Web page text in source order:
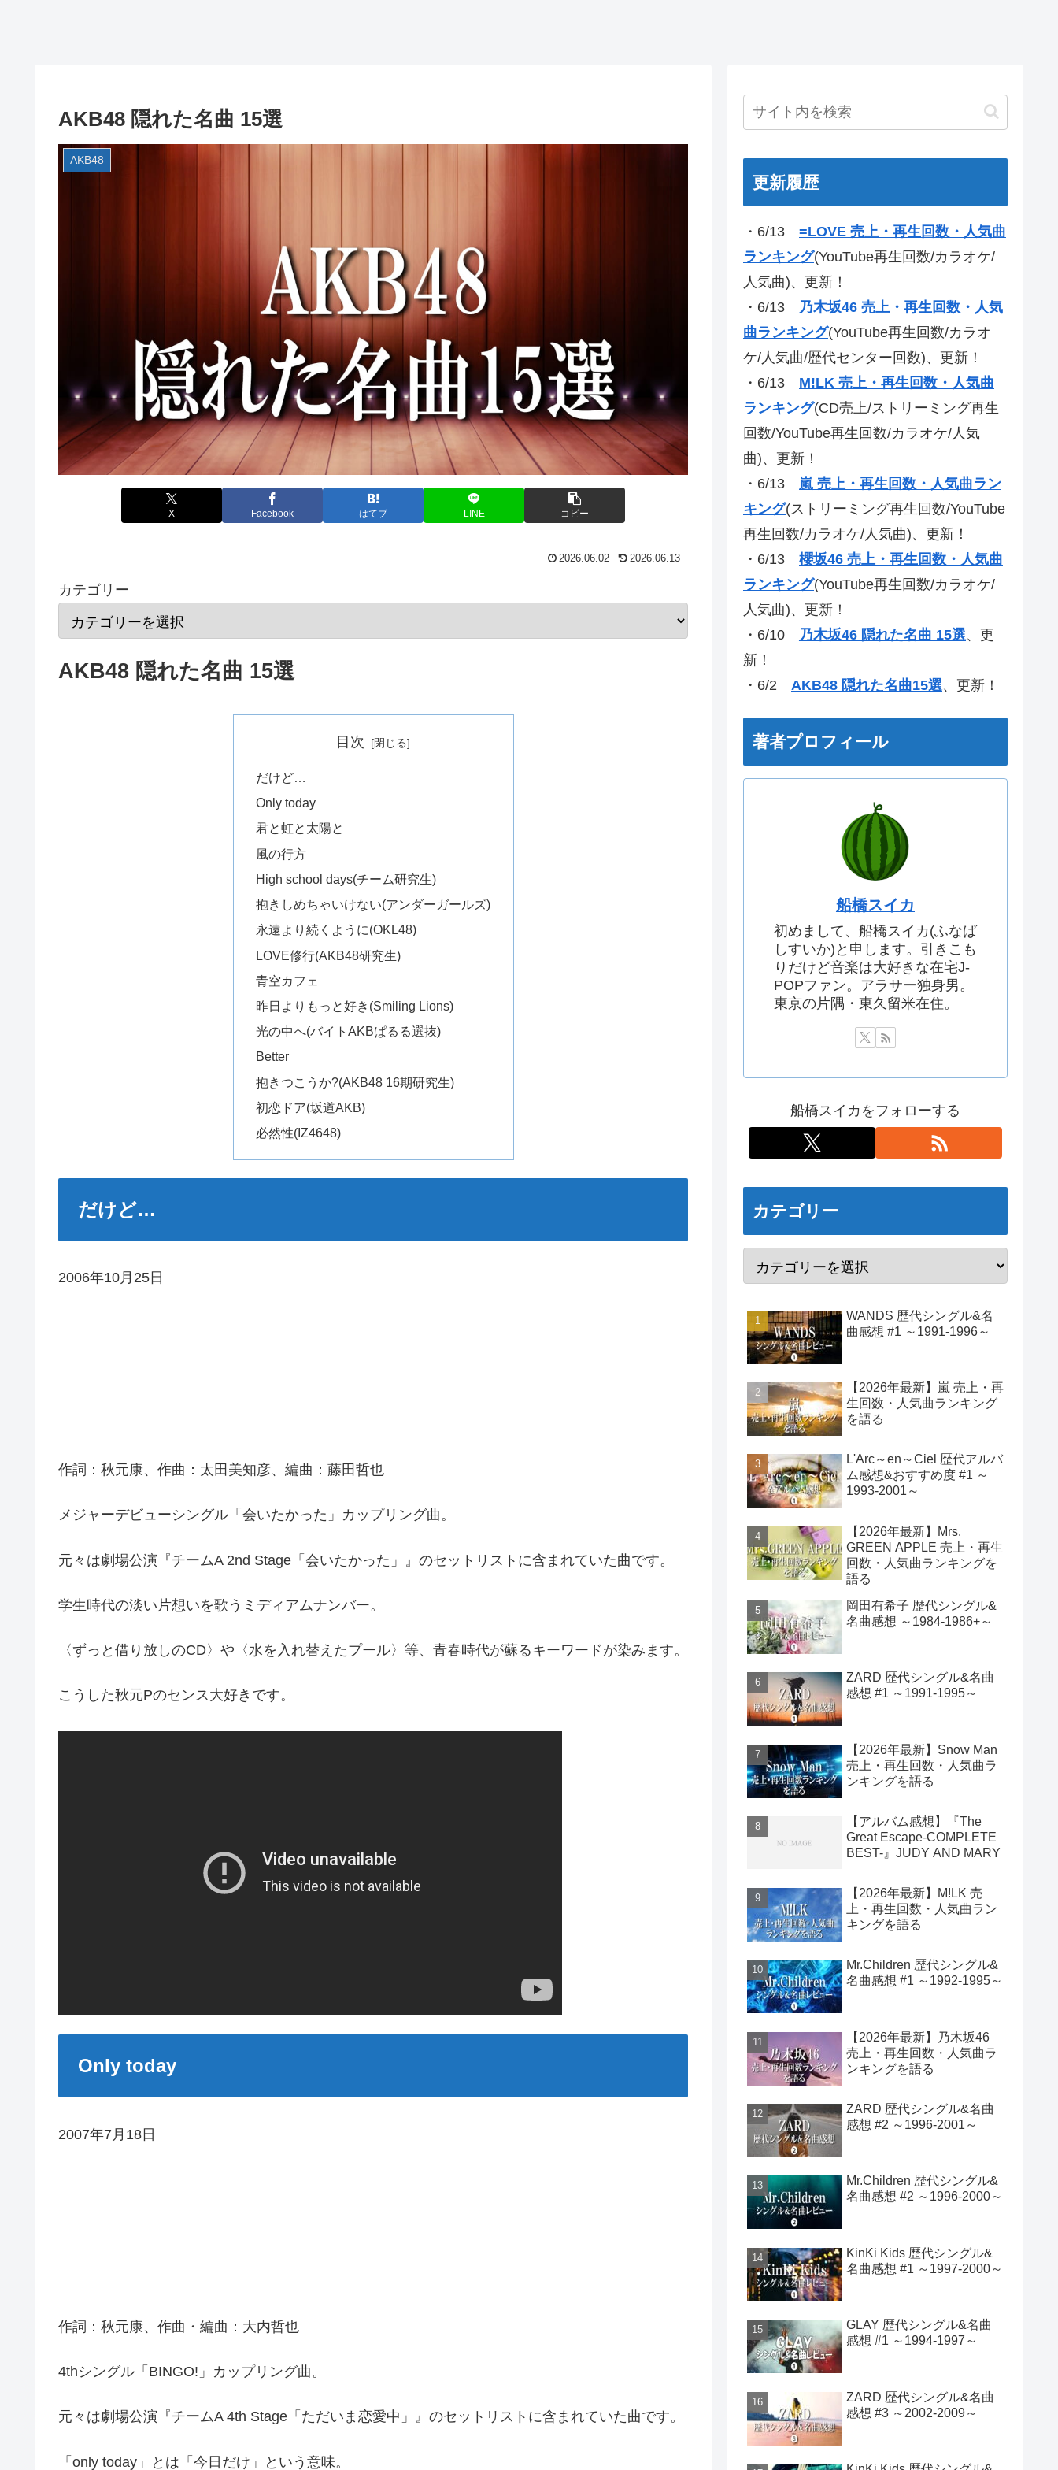
AKB48 隠れた名曲 15選
AKB48
X Facebook はてブ LINE コピー
2026.06.02 2026.06.13
カテゴリー
AKB48 隠れた名曲 15選
目次
だけど…
Only today
君と虹と太陽と
風の行方
High school days(チーム研究生)
抱きしめちゃいけない(アンダーガールズ)
永遠より続くように(OKL48)
LOVE修行(AKB48研究生)
青空カフェ
昨日よりもっと好き(Smiling Lions)
光の中へ(バイトAKBぱるる選抜)
Better
抱きつこうか?(AKB48 16期研究生)
初恋ドア(坂道AKB)
必然性(IZ4648)
だけど…
2006年10月25日
作詞：秋元康、作曲：太田美知彦、編曲：藤田哲也
メジャーデビューシングル「会いたかった」カップリング曲。
元々は劇場公演『チームA 2nd Stage「会いたかった」』のセットリストに含まれていた曲です。
学生時代の淡い片想いを歌うミディアムナンバー。
〈ずっと借り放しのCD〉や〈水を入れ替えたプール〉等、青春時代が蘇るキーワードが染みます。
こうした秋元Pのセンス大好きです。
Only today
2007年7月18日
作詞：秋元康、作曲・編曲：大内哲也
4thシングル「BINGO!」カップリング曲。
元々は劇場公演『チームA 4th Stage「ただいま恋愛中」』のセットリストに含まれていた曲です。
「only today」とは「今日だけ」という意味。
更新履歴
・6/13 =LOVE 売上・再生回数・人気曲
ランキング(YouTube再生回数/カラオケ/
人気曲)、更新！
・6/13 乃木坂46 売上・再生回数・人気
曲ランキング(YouTube再生回数/カラオ
ケ/人気曲/歴代センター回数)、更新！
・6/13 M!LK 売上・再生回数・人気曲
ランキング(CD売上/ストリーミング再生
回数/YouTube再生回数/カラオケ/人気
曲)、更新！
・6/13 嵐 売上・再生回数・人気曲ラン
キング(ストリーミング再生回数/YouTube
再生回数/カラオケ/人気曲)、更新！
・6/13 櫻坂46 売上・再生回数・人気曲
ランキング(YouTube再生回数/カラオケ/
人気曲)、更新！
・6/10 乃木坂46 隠れた名曲 15選、更
新！
・6/2 AKB48 隠れた名曲15選、更新！
著者プロフィール
船橋スイカ
初めまして、船橋スイカ(ふなば
しすいか)と申します。引きこも
りだけど音楽は大好きな在宅J-
POPファン。アラサー独身男。
東京の片隅・東久留米在住。
船橋スイカをフォローする
カテゴリー
WANDS 歴代シングル&名
曲感想 #1 ～1991-1996～
【2026年最新】嵐 売上・再
生回数・人気曲ランキング
を語る
L'Arc～en～Ciel 歴代アルバ
ム感想&おすすめ度 #1 ～
1993-2001～
【2026年最新】Mrs.
GREEN APPLE 売上・再生
回数・人気曲ランキングを
語る
岡田有希子 歴代シングル&
名曲感想 ～1984-1986+～
ZARD 歴代シングル&名曲
感想 #1 ～1991-1995～
【2026年最新】Snow Man
売上・再生回数・人気曲ラ
ンキングを語る
【アルバム感想】『The
Great Escape-COMPLETE
BEST-』JUDY AND MARY
【2026年最新】M!LK 売
上・再生回数・人気曲ラン
キングを語る
Mr.Children 歴代シングル&
名曲感想 #1 ～1992-1995～
【2026年最新】乃木坂46
売上・再生回数・人気曲ラ
ンキングを語る
ZARD 歴代シングル&名曲
感想 #2 ～1996-2001～
Mr.Children 歴代シングル&
名曲感想 #2 ～1996-2000～
KinKi Kids 歴代シングル&
名曲感想 #1 ～1997-2000～
GLAY 歴代シングル&名曲
感想 #1 ～1994-1997～
ZARD 歴代シングル&名曲
感想 #3 ～2002-2009～